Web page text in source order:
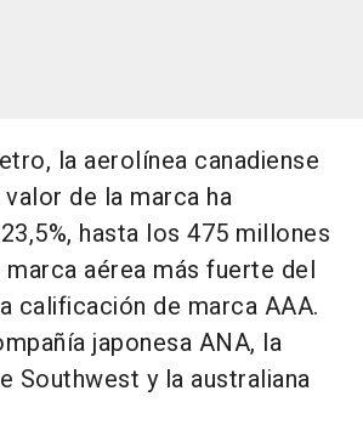
la aerolínea canadiense
de la marca ha
hasta los 475 millones
aérea más fuerte del
calificación de marca AAA.
japonesa ANA, la
Southwest y la australiana